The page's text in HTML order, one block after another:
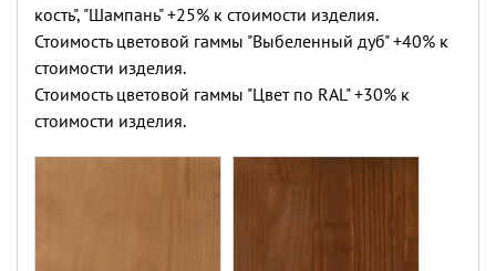
кость", "Шампань" +25% к стоимости изделия.
Стоимость цветовой гаммы "Выбеленный дуб" +40% к
стоимости изделия.
Стоимость цветовой гаммы "Цвет по RAL" +30% к
стоимости изделия.